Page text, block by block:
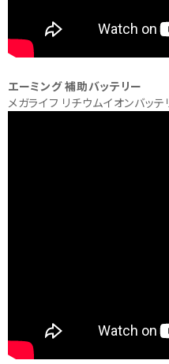
エーミング 補助バッテリー
メガライフ リチウムイオンバッテ